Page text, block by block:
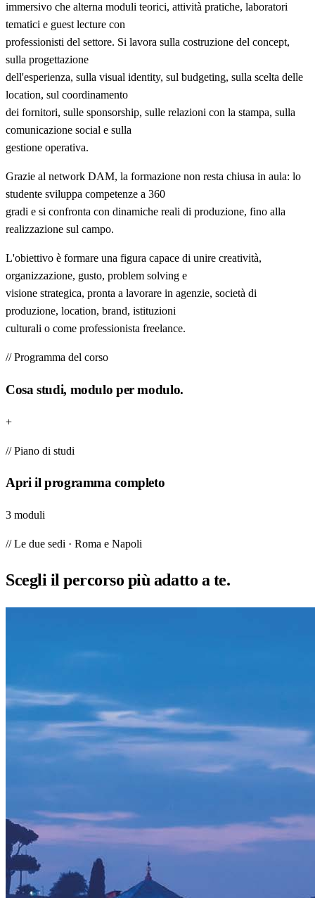
immersivo che alterna moduli teorici, attività pratiche, laboratori
tematici e guest lecture con
professionisti del settore. Si lavora sulla costruzione del concept,
sulla progettazione
dell'esperienza, sulla visual identity, sul budgeting, sulla scelta delle
location, sul coordinamento
dei fornitori, sulle sponsorship, sulle relazioni con la stampa, sulla
comunicazione social e sulla
gestione operativa.
Grazie al network DAM, la formazione non resta chiusa in aula: lo
studente sviluppa competenze a 360
gradi e si confronta con dinamiche reali di produzione, fino alla
realizzazione sul campo.
L'obiettivo è formare una figura capace di unire creatività,
organizzazione, gusto, problem solving e
visione strategica, pronta a lavorare in agenzie, società di
produzione, location, brand, istituzioni
culturali o come professionista freelance.
// Programma del corso
Cosa studi, modulo per modulo.
+
// Piano di studi
Apri il programma completo
3 moduli
// Le due sedi · Roma e Napoli
Scegli il percorso più adatto a te.